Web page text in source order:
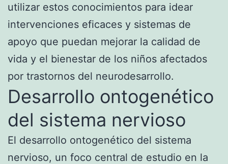
utilizar estos conocimientos para idear
intervenciones eficaces y sistemas de
apoyo que puedan mejorar la calidad de
vida y el bienestar de los niños afectados
por trastornos del neurodesarrollo.
Desarrollo ontogenético
del sistema nervioso
El desarrollo ontogenético del sistema
nervioso, un foco central de estudio en la